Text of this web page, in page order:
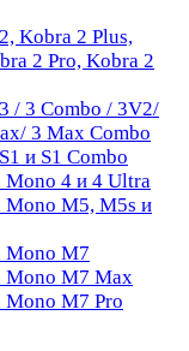
Kobra 2 Plus,
2 Pro, Kobra 2
/ 3 Combo / 3V2/
3 Max Combo
и S1 Combo
4 и 4 Ultra
M5, M5s и
Mono M7
Mono M7 Max
M7 Pro